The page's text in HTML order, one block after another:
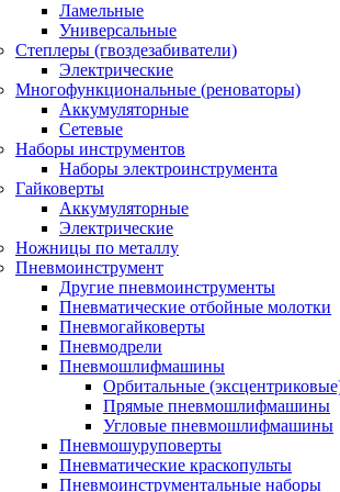
Ламельные
Универсальные
Степлеры (гвоздезабиватели)
Электрические
Многофункциональные (реноваторы)
Аккумуляторные
Сетевые
Наборы инструментов
Наборы электроинструмента
Гайковерты
Аккумуляторные
Электрические
Ножницы по металлу
Пневмоинструмент
Другие пневмоинструменты
Пневматические отбойные молотки
Пневмогайковерты
Пневмодрели
Пневмошлифмашины
Орбитальные
Прямые пневмошлифмашины
Угловые пневмошлифмашины
Пневмошуруповерты
Пневматические краскопульты
Пневмоинструментальные наборы